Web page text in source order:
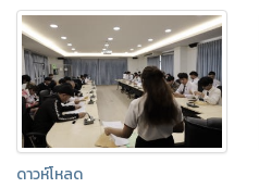
ดาวห์โหลด